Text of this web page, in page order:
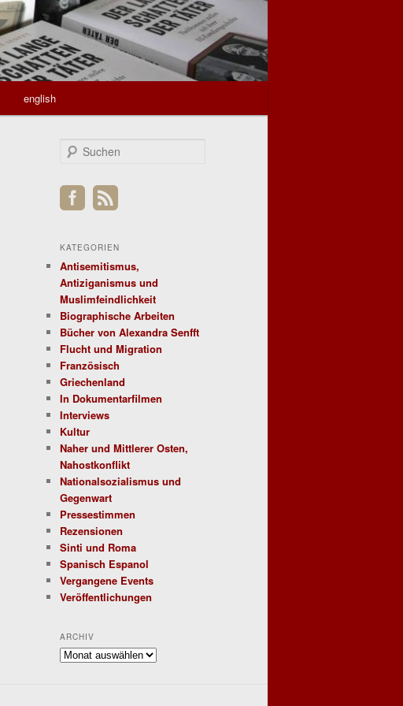
english
h
e
KATEGORIEN
Antisemitismus,
Antiziganismus und
Muslimfeindlichkeit
Biographische Arbeiten
Bücher von Alexandra Senfft
Flucht und Migration
Französisch
Griechenland
In Dokumentarfilmen
Interviews
Kultur
Naher und Mittlerer Osten,
Nahostkonflikt
Nationalsozialismus und
Gegenwart
Pressestimmen
Rezensionen
Sinti und Roma
Spanisch Espanol
Vergangene Events
Veröffentlichungen
ARCHIV
Archiv